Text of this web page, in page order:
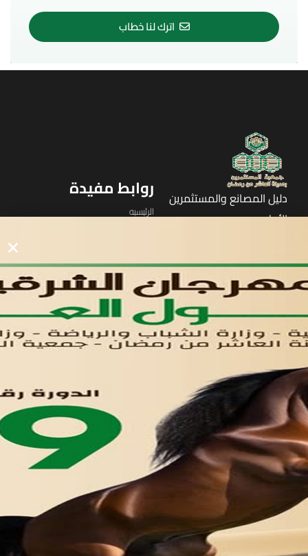
اترك لنا خطاب
دليل المصانع والمستثمرين
الأول
روابط مفيدة
الرئيسيه
لوحه التحكم
اتصل بنا
تواصل معنا
مدينة العاشر من رمضان
01221020029
055-4494429
055-4494406
055-4494414
info.triaeg@yahoo.com
info@triaeg-guide.com